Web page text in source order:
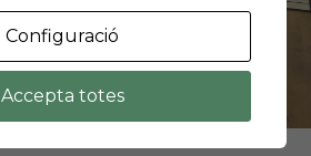
Configuració
Accepta totes